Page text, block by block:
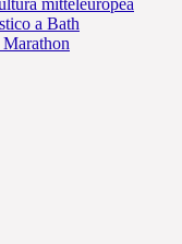
mitteleuropea
a Bath